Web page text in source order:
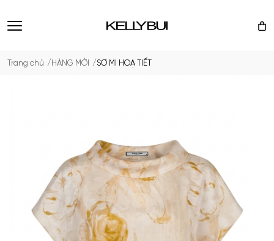
Trang chủ HÀNG MỚI SƠ MI HOẠ TIẾT